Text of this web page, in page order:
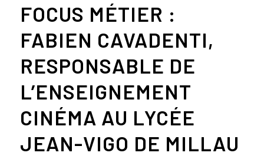
FOCUS MÉTIER :
FABIEN CAVADENTI,
RESPONSABLE DE
L’ENSEIGNEMENT
CINÉMA AU LYCÉE
JEAN-VIGO DE MILLAU